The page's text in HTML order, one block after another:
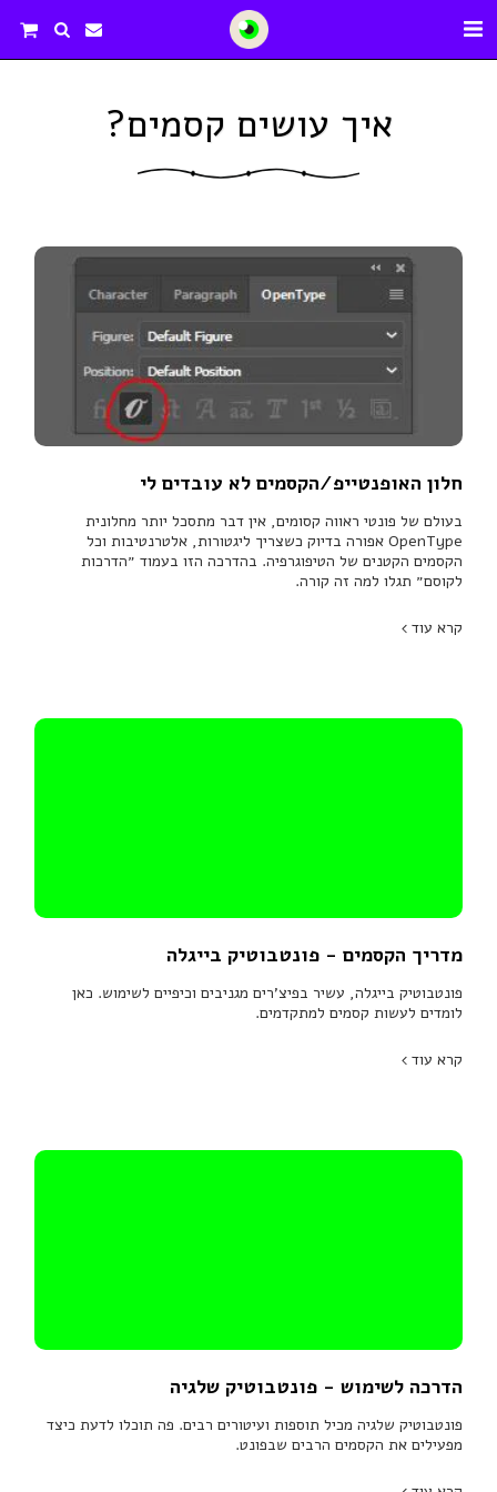
איך עושים קסמים?
חלון האופנטייפ/הקסמים לא עובדים לי
בעולם של פונטי ראווה קסומים, אין דבר מתסכל יותר מחלונית
OpenType אפורה בדיוק כשצריך ליגטורות, אלטרנטיבות וכל
הקסמים הקטנים של הטיפוגרפיה. בהדרכה הזו בעמוד ״הדרכות
לקוסם״ תגלו למה זה קורה.
קרא עוד
מדריך הקסמים - פונטבוטיק בייגלה
פונטבוטיק בייגלה, עשיר בפיצ'רים מגניבים וכיפיים לשימוש. כאן
לומדים לעשות קסמים למתקדמים.
קרא עוד
הדרכה לשימוש - פונטבוטיק שלגיה
פונטבוטיק שלגיה מכיל תוספות ועיטורים רבים. פה תוכלו לדעת כיצד
מפעילים את הקסמים הרבים שבפונט.